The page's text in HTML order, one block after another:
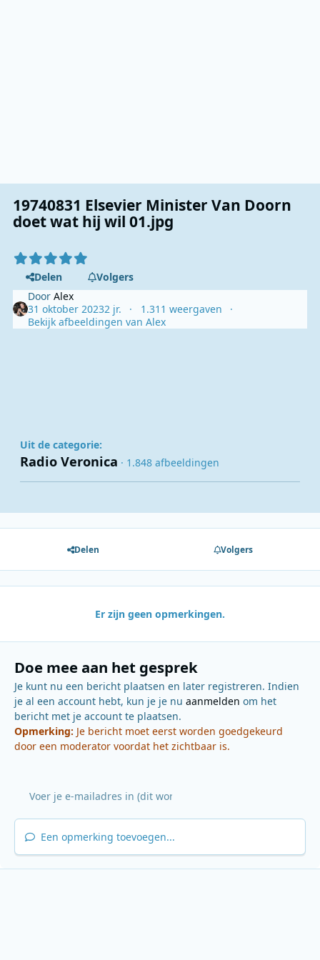
19740831 Elsevier Minister Van Doorn
doet wat hij wil 01.jpg
Delen
Volgers
DoorAlex
31 oktober 20232 jr.
1.311 weergaven
Bekijk afbeeldingen van Alex
Uit de categorie:
Radio Veronica · 1.848 afbeeldingen
Delen Volgers
Er zijn geen opmerkingen.
Doe mee aan het gesprek
Je kunt nu een bericht plaatsen en later registreren. Indien
je al een account hebt, kun je je nu aanmelden om het
bericht met je account te plaatsen.
Opmerking: Je bericht moet eerst worden goedgekeurd
door een moderator voordat het zichtbaar is.
Een opmerking toevoegen...